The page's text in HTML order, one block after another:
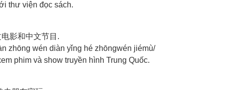
thư viện đọc sách.
影和中文节目.
zhōng wén diàn yǐng hé zhōngwén jiémù/
phim và show truyền hình Trung Quốc.